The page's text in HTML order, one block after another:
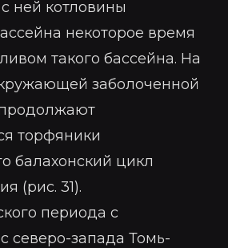
ней котловины
некоторое время
такого бассейна. На
заболоченной
торфяники
балахонский цикл
(рис. 31).
периода с
северо-запада Томь-